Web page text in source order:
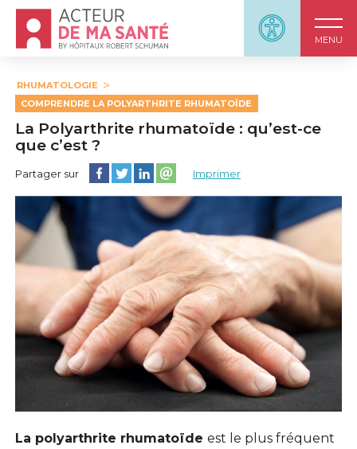
Panneau
MENU
Accueil - Acteur de ma santé, by HôpitauxRobert
RHUMATOLOGIE
COMPRENDRE LA POLYARTHRITE RHUMATOÏDE
La Polyarthrite rhumatoïde : qu’est-ce
que c’est ?
Partager sur Partager cette page sur Facebook
Partager cette page sur Twitter
Partager cette page sur LinkedIn
Partager cette page sur email
Imprimer
La polyarthrite rhumatoïde est le plus fréquent